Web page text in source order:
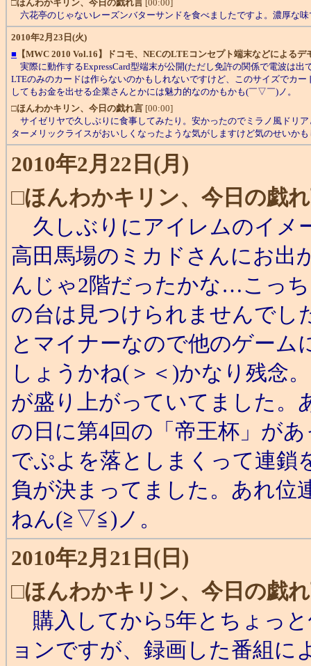
□ほんわかキリン、今日の戯れ言 [00:00]
六花亭のじゃないレーズンバターサンドを食べましたですよ。濃厚な
2010年2月23日(火)
■ 【MWC 2010 Vol.16】ドコモ、NECのLTEコンセプト端末などによるデ
実際に動作するExpressCard型端末が公開(ただし免許の関係で電波は
LTEのみのカードは作らないのかもしれないですけど、このサイズでカ
してもお金を出せる企業さんとかには魅力的なのかもかも(￣▽￣)ノ。
□ほんわかキリン、今日の戯れ言 [00:00]
サイゼリヤで久しぶりに食事してみたり。安かったのでミラノ風ドリ
ターメリックライスがおいしくなったような気がしますけど気のせい
2010年2月22日(月)
□ほんわかキリン、今日の戯
久しぶりにアイレムのイメ
高田馬場のミカドさんにお
んじゃ2階だったかな…こっ
の台は見つけられませんでし
とマイナーなので他のゲー
しょうかね(＞＜)かなり残念
が盛り上がっていてました。
の日に第4回の「帝王杯」が
でぷよを落としまくって連鎖
負が決まってました。あれ位
ねん(≧▽≦)ノ。
2010年2月21日(日)
□ほんわかキリン、今日の戯
購入してから5年とちょっ
ョンですが、録画した番組に